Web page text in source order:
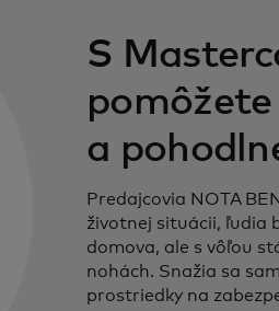
S
a
Predajcovia NOTA
životnej situácii, ľudia
domova, ale s vôľou
nohách. Snažia sa
prostriedky na